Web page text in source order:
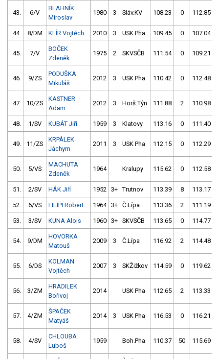
43. 6/V
BLAHNÍK
Miroslav
1980 3 Sláv.KV 108.23 0 112.85
44. 8/DM KLÍR Vojtěch 2010 3 USK Pha 109.45 0 107.04
45. 7/V
BOČEK
Zdeněk
1975 2 SKVSČB 111.54 0 109.21
46. 9/ZS
PODUŠKA
Mikuláš
2012 3 USK Pha 110.42 0 112.48
47. 10/ZS
KASTNER
Adam
2012 3 Horš.Týn 111.88 2 110.98
48. 1/SV KUBÁT Jiří 1959 3 Klatovy 113.16 0 111.40
49. 11/ZS
KRPÁLEK
Jáchym
2011 3 USK Pha 112.15 0 112.29
50. 5/VS
MACHUTA
Zdeněk
1964 Kralupy 115.62 0 112.58
51. 2/SV HÁK Jiří 1952 3+ Trutnov 113.39 8 113.17
52. 6/VS FILIPI Robert 1964 3+ Č.Lípa 113.36 2 111.19
53. 3/SV KUNA Alois 1960 3+ SKVSČB 113.65 0 114.77
54. 9/DM
HOVORKA
Matouš
2009 3 Č.Lípa 116.92 2 114.48
55. 6/DS
KOLMAN
Vojtěch
2007 3 SKŽižkov 114.59 0 119.62
56. 3/ZM
HRADILEK
Bořivoj
2014 USK Pha 112.65 2 113.33
57. 4/ZM
ŠPAČEK
Matyáš
2014 3 USK Pha 116.53 0 116.21
58. 4/SV
CHLOUBA
Luboš
1959 Boh.Pha 110.37 50 115.69